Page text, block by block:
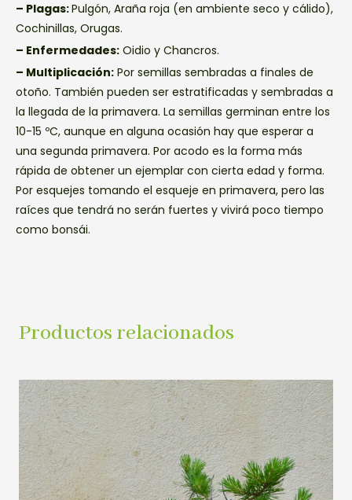
– Plagas:Pulgón, Araña roja (en ambiente seco y cálido),
Cochinillas, Orugas.
– Enfermedades: Oidio y Chancros.
– Multiplicación: Por semillas sembradas a finales de
otoño. También pueden ser estratificadas y sembradas a
la llegada de la primavera. La semillas germinan entre los
10-15 ºC, aunque en alguna ocasión hay que esperar a
una segunda primavera. Por acodo es la forma más
rápida de obtener un ejemplar con cierta edad y forma.
Por esquejes tomando el esqueje en primavera, pero las
raíces que tendrá no serán fuertes y vivirá poco tiempo
como bonsái.
Productos relacionados